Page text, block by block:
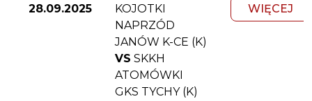
28.09.2025
KOJOTKI
NAPRZÓD
JANÓW K-CE (K)
VS SKKH
ATOMÓWKI
GKS TYCHY (K)
WIĘCEJ